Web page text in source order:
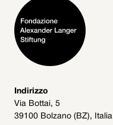
Indirizzo
Via Bottai, 5
39100 Bolzano (BZ), Italia